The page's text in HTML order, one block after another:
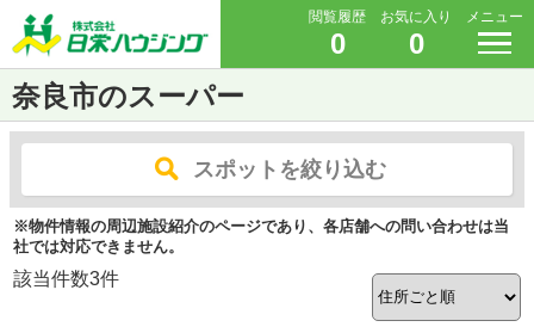
閲覧履歴
0
お気に入り
0
メニュー
奈良市のスーパー
スポットを絞り込む
※物件情報の周辺施設紹介のページであり、各店舗への問い合わせは当
社では対応できません。
該当件数3件